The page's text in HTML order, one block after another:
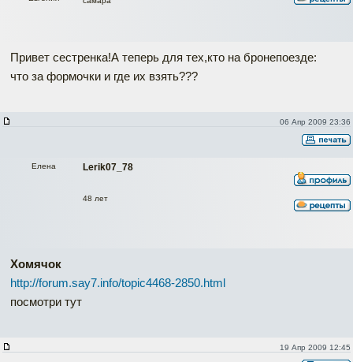
Привет сестренка!А теперь для тех,кто на бронепоезде:
что за формочки и где их взять???
06 Апр 2009 23:36
Lerik07_78
Елена
48 лет
Хомячок
http://forum.say7.info/topic4468-2850.html
посмотри тут
19 Апр 2009 12:45